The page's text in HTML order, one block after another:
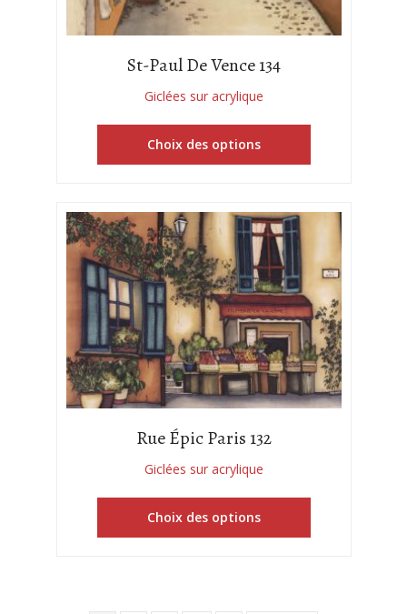
St-Paul De Vence 134
Giclées sur acrylique
Choix des options
Rue Épic Paris 132
Giclées sur acrylique
Choix des options